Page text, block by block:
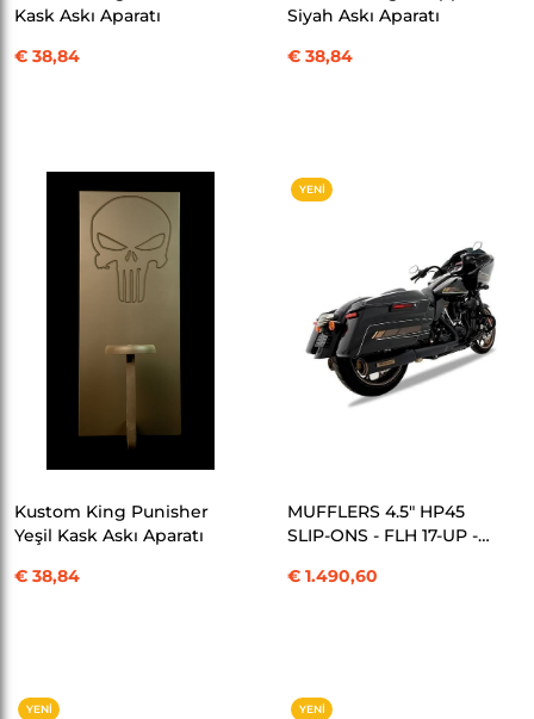
Kask Askı Aparatı
€ 38,84
Siyah Askı Aparatı
€ 38,84
Kustom King Punisher
Yeşil Kask Askı Aparatı
€ 38,84
MUFFLERS 4.5" HP45
SLIP-ONS - FLH 17-UP -
KOD: 500-1101
€ 1.490,60
YENI
YENI
YENI